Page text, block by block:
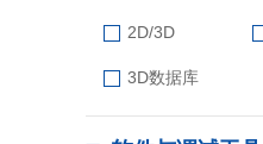
2D/3D
3D数据库